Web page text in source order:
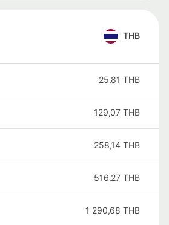
THB
25,81 THB
129,07 THB
258,14 THB
516,27 THB
1 290,68 THB